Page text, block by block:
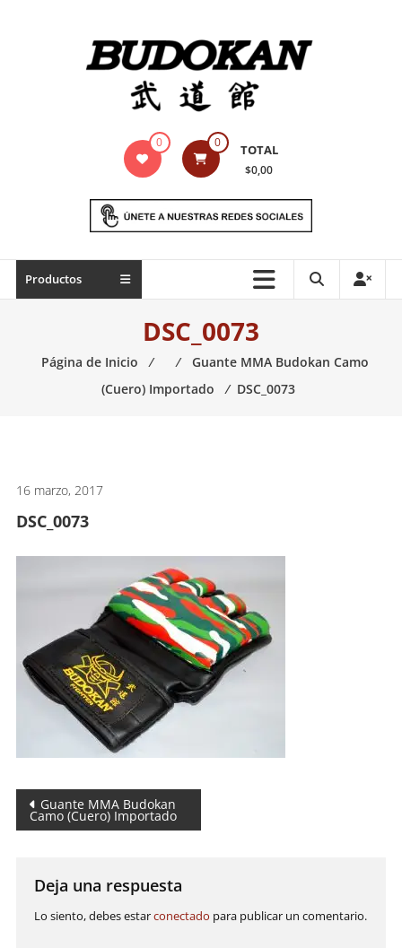
Indumentaria
marciales
Todo
necesario
0 0 TOTAL
$0,00
Productos
DSC_0073
Página de Inicio ⁄ ⁄
Guante MMA Budokan Camo
(Cuero) Importado
⁄ DSC_0073
16 marzo, 2017
DSC_0073
Navegación
de
entradas
Guante MMA Budokan
Camo (Cuero) Importado
Deja una respuesta
Lo siento, debes estarconectado para publicar un comentario.